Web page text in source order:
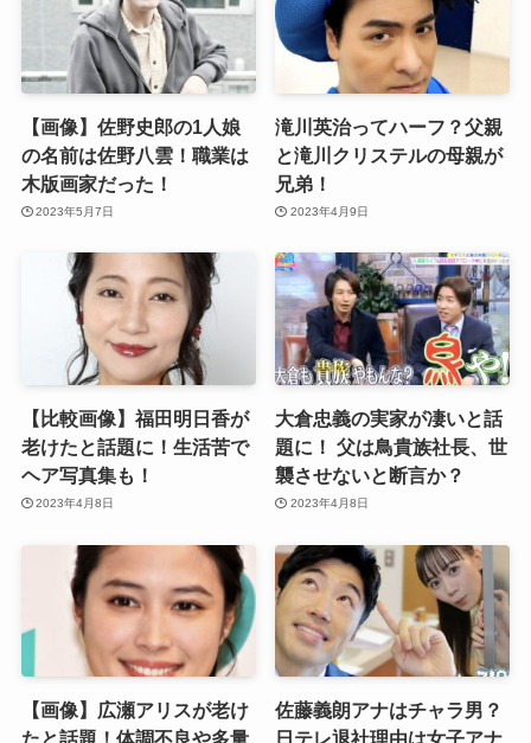
【画像】佐野史郎の1人娘
の名前は佐野八雲！職業は
木版画家だった！
2023年5月7日
滝川英治ってハーフ？父親
と滝川クリステルの母親が
兄弟！
2023年4月9日
【比較画像】福田明日香が
老けたと話題に！生活苦で
ヘア写真集も！
2023年4月8日
大倉忠義の実家が凄いと話
題に！ 父は鳥貴族社長、世
襲させないと断言か？
2023年4月8日
【画像】広瀬アリスが老け
たと話題！体調不良や多量
佐藤義朗アナはチャラ男？
日テレ退社理由は女子アナ